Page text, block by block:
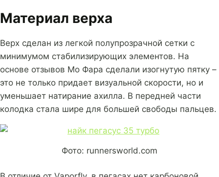
Материал верха
Верх сделан из легкой полупрозрачной сетки с
минимумом стабилизирующих элементов. На
основе отзывов Мо Фара сделали изогнутую пятку –
это не только придает визуальной скорости, но и
уменьшает натирание ахилла. В передней части
колодка стала шире для большей свободы пальцев.
Фото: runnersworld.com